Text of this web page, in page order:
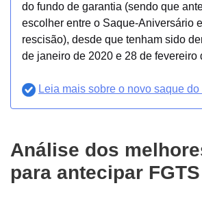
do fundo de garantia (sendo que
escolher entre o Saque-Aniversário
rescisão), desde que tenham sido
de janeiro de 2020 e 28 de fevereiro
Leia mais sobre o novo saque do
Análise dos
para antecipar FGTS